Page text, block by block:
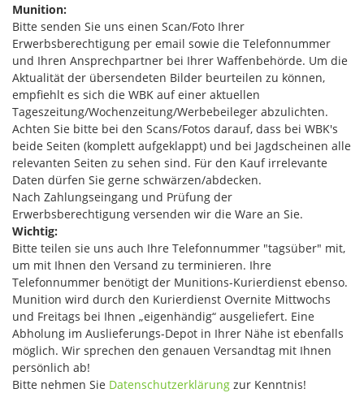
Munition:
Bitte senden Sie uns einen Scan/Foto Ihrer
Erwerbsberechtigung per email sowie die Telefonnummer
und Ihren Ansprechpartner bei Ihrer Waffenbehörde. Um die
Aktualität der übersendeten Bilder beurteilen zu können,
empfiehlt es sich die WBK auf einer aktuellen
Tageszeitung/Wochenzeitung/Werbebeileger abzulichten.
Achten Sie bitte bei den Scans/Fotos darauf, dass bei WBK's
beide Seiten (komplett aufgeklappt) und bei Jagdscheinen alle
relevanten Seiten zu sehen sind. Für den Kauf irrelevante
Daten dürfen Sie gerne schwärzen/abdecken.
Nach Zahlungseingang und Prüfung der
Erwerbsberechtigung versenden wir die Ware an Sie.
Wichtig:
Bitte teilen sie uns auch Ihre Telefonnummer "tagsüber" mit,
um mit Ihnen den Versand zu terminieren. Ihre
Telefonnummer benötigt der Munitions-Kurierdienst ebenso.
Munition wird durch den Kurierdienst Overnite Mittwochs
und Freitags bei Ihnen „eigenhändig“ ausgeliefert. Eine
Abholung im Auslieferungs-Depot in Ihrer Nähe ist ebenfalls
möglich. Wir sprechen den genauen Versandtag mit Ihnen
persönlich ab!
Bitte nehmen Sie Datenschutzerklärung zur Kenntnis!